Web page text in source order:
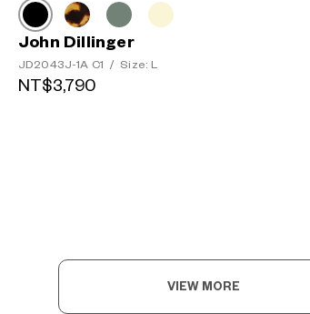
John Dillinger
JD2043J-1A C1 / Size: L
NT$3,790
VIEW MORE